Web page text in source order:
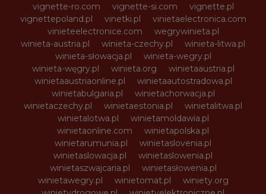
vignette-ro.com
vignette-si.com
vignette.pl
vignettepoland.pl
vinetki.pl
vinietaelectronica.com
vinieteelectronice.com
wegrywinieta.pl
winieta-austria.pl
winieta-czechy.pl
winieta-litwa.pl
winieta-słowacja.pl
winieta-wegry.pl
winieta-węgry.pl
winieta.org
winietaaustria.pl
winietaaustriaonline.pl
winietaautostradowa.pl
winietabulgaria.pl
winietachorwacja.pl
winietaczechy.pl
winietaestonia.pl
winietalitwa.pl
winietalotwa.pl
winietamoldawia.pl
winietaonline.com
winietapolska.pl
winietarumunia.pl
winietaslovenia.pl
winietaslowacja.pl
winietaslowenia.pl
winietaszwajcaria.pl
winietasłowenia.pl
winietawegry.pl
winietomat.pl
winiety.org